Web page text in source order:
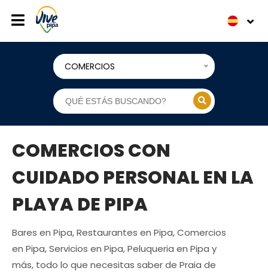
COMERCIOS
COMERCIOS CON
CUIDADO PERSONAL EN LA
PLAYA DE PIPA
Bares en Pipa, Restaurantes en Pipa, Comercios
en Pipa, Servicios en Pipa, Peluqueria en Pipa y
más, todo lo que necesitas saber de Praia de